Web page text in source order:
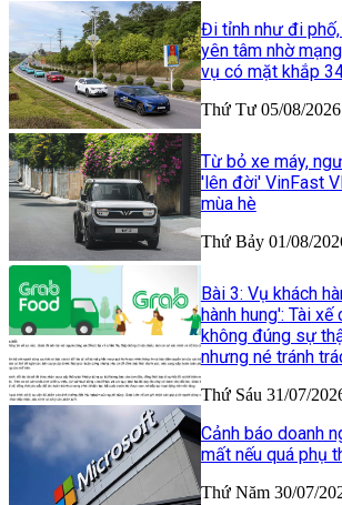
Đi tỉnh như đi
yên tâm nhờ
vụ có mặt khắp
Thứ Tư 05/08/
Từ bỏ xe máy,
'lên đời' VinFast
mùa hè
Thứ Bảy 01/08/
Bài 3: Vụ khách
hành hung': Tài
không đúng sự
nhưng né tránh
Thứ Sáu 31/07/
Cảnh báo doanh
mất nếu quá phụ
Thứ Năm 30/07/